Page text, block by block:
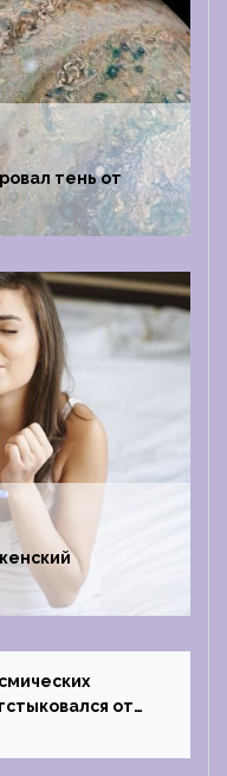
тень от
от